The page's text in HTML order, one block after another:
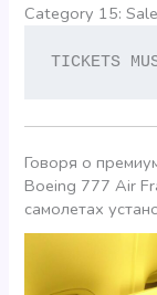
Category 15:
TICKETS
Говоря о
Boeing 777 Air
самолетах